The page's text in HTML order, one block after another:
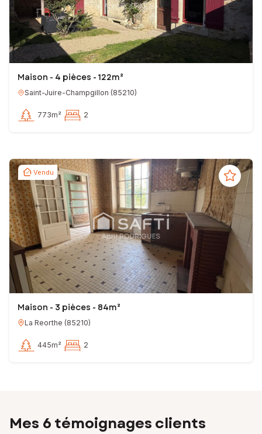
Maison - 4 pièces - 122m²
Saint-Juire-Champgillon (85210)
773m² 2
Vendu
Maison - 3 pièces - 84m²
La Reorthe (85210)
445m² 2
Mes 6 témoignages clients